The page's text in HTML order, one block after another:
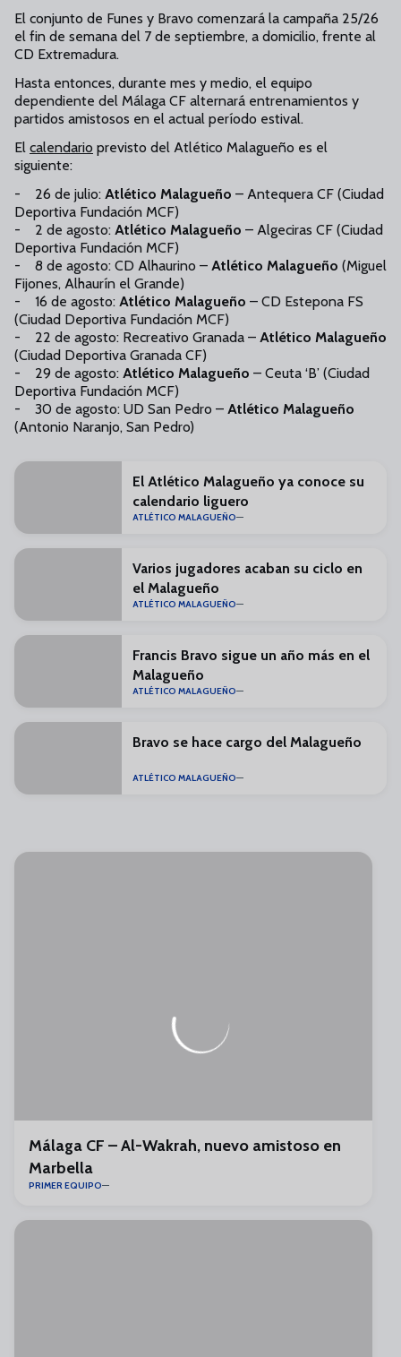
El conjunto de Funes y Bravo comenzará la campaña 25/26
el fin de semana del 7 de septiembre, a domicilio, frente al
CD Extremadura.
Hasta entonces, durante mes y medio, el equipo
dependiente del Málaga CF alternará entrenamientos y
partidos amistosos en el actual período estival.
El calendario previsto del Atlético Malagueño es el
siguiente:
- 26 de julio: Atlético Malagueño – Antequera CF (Ciudad
Deportiva Fundación MCF)
- 2 de agosto: Atlético Malagueño – Algeciras CF (Ciudad
Deportiva Fundación MCF)
- 8 de agosto: CD Alhaurino – Atlético Malagueño (Miguel
Fijones, Alhaurín el Grande)
- 16 de agosto: Atlético Malagueño – CD Estepona FS
(Ciudad Deportiva Fundación MCF)
- 22 de agosto: Recreativo Granada – Atlético Malagueño
(Ciudad Deportiva Granada CF)
- 29 de agosto: Atlético Malagueño – Ceuta ‘B’ (Ciudad
Deportiva Fundación MCF)
- 30 de agosto: UD San Pedro – Atlético Malagueño
(Antonio Naranjo, San Pedro)
El Atlético Malagueño ya conoce su
calendario liguero
ATLÉTICO MALAGUEÑO
Varios jugadores acaban su ciclo en
el Malagueño
ATLÉTICO MALAGUEÑO
Francis Bravo sigue un año más en el
Malagueño
ATLÉTICO MALAGUEÑO
Bravo se hace cargo del Malagueño
ATLÉTICO MALAGUEÑO
Málaga CF – Al-Wakrah, nuevo amistoso en
Marbella
PRIMER EQUIPO